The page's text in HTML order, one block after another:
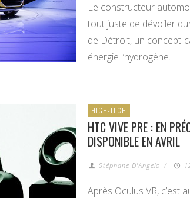
Le constructeur
tout juste de dévoiler
de Détroit, un concept-
énergie l’hydrogène.
HIGH-TECH
HTC VIVE PRE : EN
DISPONIBLE EN AVRIL
Stéphane D'Angelo /
Après Oculus VR, c’est